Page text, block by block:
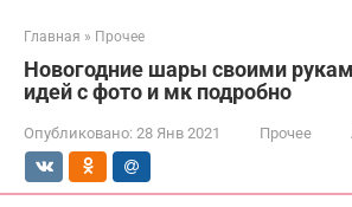
Главная » Прочее
Новогодние шары своими
идей с фото и мк подробно
Опубликовано: 28 Янв 2021 Прочее